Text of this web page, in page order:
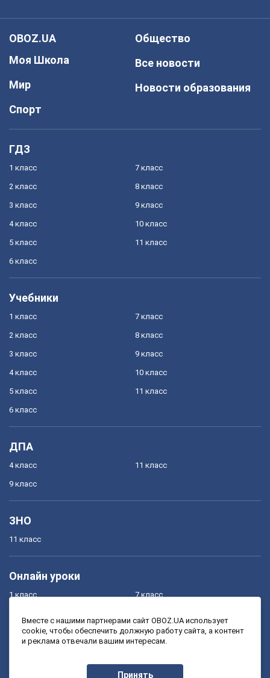
OBOZ.UA
Моя Школа
Мир
Спорт
Общество
Все новости
Новости образования
ГДЗ
1 класс
2 класс
3 класс
4 класс
5 класс
6 класс
7 класс
8 класс
9 класс
10 класс
11 класс
Учебники
1 класс
2 класс
3 класс
4 класс
5 класс
6 класс
7 класс
8 класс
9 класс
10 класс
11 класс
ДПА
4 класс
9 класс
11 класс
ЗНО
11 класс
Онлайн уроки
1 класс
3 класс
7 класс
9 класс
Вместе с нашими партнерами сайт OBOZ.UA использует
cookie, чтобы обеспечить должную работу сайта, а контент
и реклама отвечали вашим интересам.
Принять